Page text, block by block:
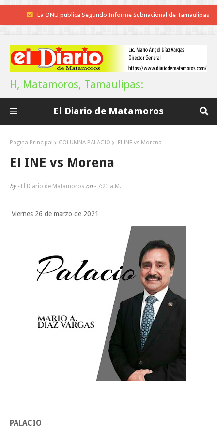
La ONU publica Segundo Informe Subnacional de Tamaulipas
Funcionarios, periodistas y empresarios
Alberto Carrera Torres
Prepara la UAT el arranque del ciclo escolar Otoño 2026
Impulsa UAT prácticas de economía circular para el desarrollo
Martes en Tu Colonia Renovado acerca servicios y atención directa a
familias de Matamoros
H, Matamoros, Tamaulipas:
El Diario de Matamoros
Página Principal COLUMNA PALACIO El INE vs Morena
El INE vs Morena
by - El Diario de Matamoros on - 7:23 A.m.
Viernes 26 de marzo de 2021
PALACIO